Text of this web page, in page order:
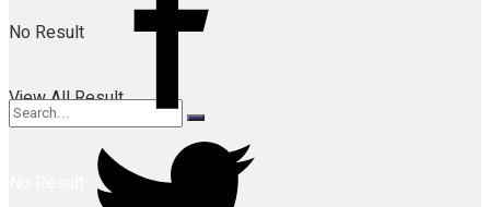
No Result
View All Result